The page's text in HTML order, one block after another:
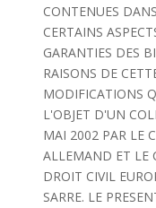
CONTENUES
CERTAINS
GARANTIES DES
RAISONS DE
MODIFICATIONS
L'OBJET D'UN
MAI 2002 PAR LE
ALLEMAND ET LE
DROIT CIVIL
SARRE. LE